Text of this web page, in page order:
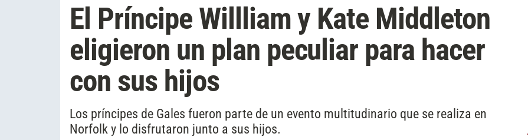
El Príncipe Willliam y Kate Middleton
eligieron un plan peculiar para hacer
con sus hijos
Los príncipes de Gales fueron parte de un evento multitudinario que se realiza en
Norfolk y lo disfrutaron junto a sus hijos.